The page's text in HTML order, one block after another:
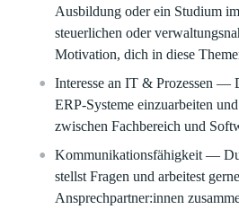
Ausbildung oder ein Studium
steuerlichen oder
Motivation, dich in diese
Interesse an IT & Prozessen —
ERP‑Systeme einzuarbeiten
zwischen Fachbereich und
Kommunikationsfähigkeit — Du
stellst Fragen und arbeitest
Ansprechpartner:innen